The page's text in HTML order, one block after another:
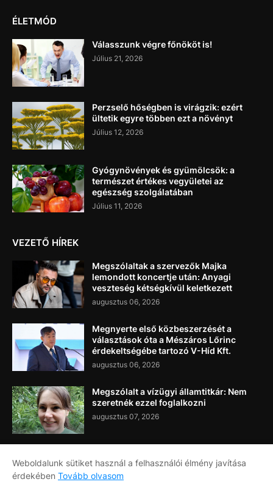
ÉLETMÓD
Válasszunk végre főnököt is!
Július 21, 2026
Perzselő hőségben is virágzik: ezért
ültetik egyre többen ezt a növényt
Július 12, 2026
Gyógynövények és gyümölcsök: a
természet értékes vegyületei az
egészség szolgálatában
Július 11, 2026
VEZETŐ HÍREK
Megszólaltak a szervezők Majka
lemondott koncertje után: Anyagi
veszteség kétségkívül keletkezett
augusztus 06, 2026
Megnyerte első közbeszerzését a
választások óta a Mészáros Lőrinc
érdekeltségébe tartozó V-Híd Kft.
augusztus 06, 2026
Megszólalt a vízügyi államtitkár: Nem
szeretnék ezzel foglalkozni
augusztus 07, 2026
Címlap Rólunk
Weboldalunk sütiket használ a felhasználói élmény javítása
érdekében Tovább olvasom